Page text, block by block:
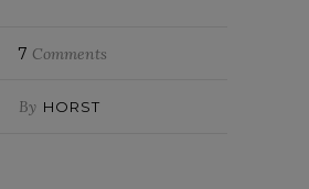
7 Comments
By HORST